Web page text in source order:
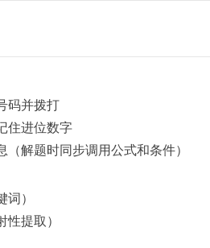
码并拨打
住进位数字
（解题时同步调用公式和条件）
）
提取）